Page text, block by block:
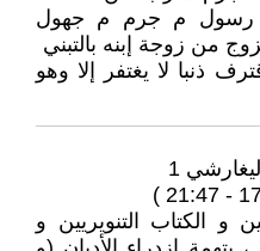
رسول م جرم م جهول
من زوجة إبنه بالتبني
ذنبا لا يغتفر إلا وهو
و الكتاب التنويريين و